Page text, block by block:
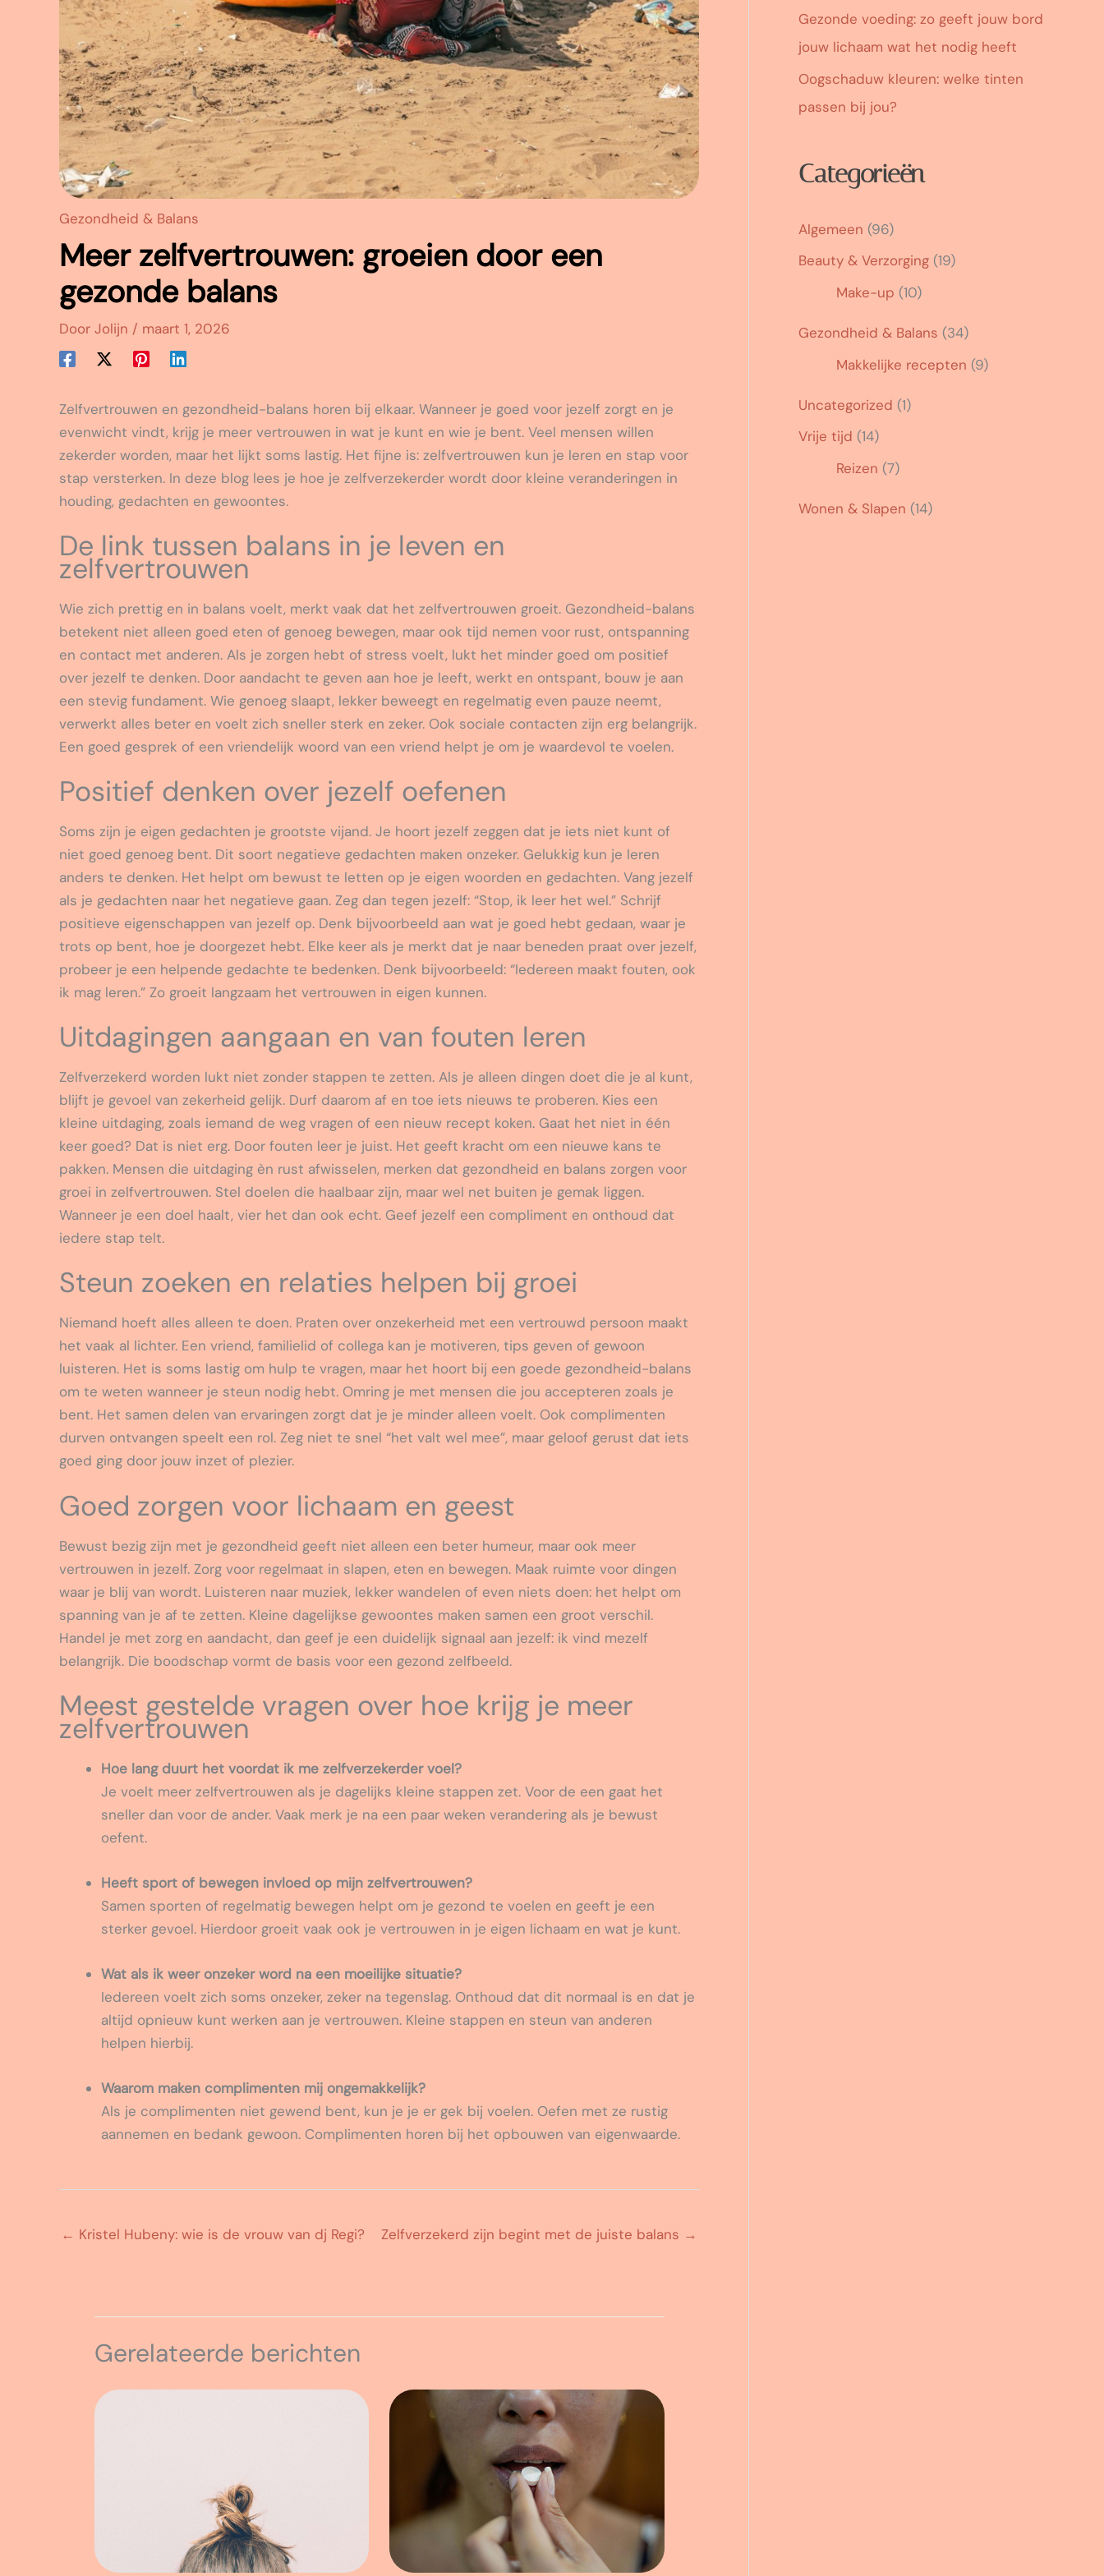
Gezondheid & Balans
Meer zelfvertrouwen: groeien door een
gezonde balans
Door Jolijn / maart 1, 2026
Zelfvertrouwen en gezondheid-balans horen bij elkaar. Wanneer je goed voor jezelf zorgt en je
evenwicht vindt, krijg je meer vertrouwen in wat je kunt en wie je bent. Veel mensen willen
zekerder worden, maar het lijkt soms lastig. Het fijne is: zelfvertrouwen kun je leren en stap voor
stap versterken. In deze blog lees je hoe je zelfverzekerder wordt door kleine veranderingen in
houding, gedachten en gewoontes.
De link tussen balans in je leven en
zelfvertrouwen
Wie zich prettig en in balans voelt, merkt vaak dat het zelfvertrouwen groeit. Gezondheid-balans
betekent niet alleen goed eten of genoeg bewegen, maar ook tijd nemen voor rust, ontspanning
en contact met anderen. Als je zorgen hebt of stress voelt, lukt het minder goed om positief
over jezelf te denken. Door aandacht te geven aan hoe je leeft, werkt en ontspant, bouw je aan
een stevig fundament. Wie genoeg slaapt, lekker beweegt en regelmatig even pauze neemt,
verwerkt alles beter en voelt zich sneller sterk en zeker. Ook sociale contacten zijn erg belangrijk.
Een goed gesprek of een vriendelijk woord van een vriend helpt je om je waardevol te voelen.
Positief denken over jezelf oefenen
Soms zijn je eigen gedachten je grootste vijand. Je hoort jezelf zeggen dat je iets niet kunt of
niet goed genoeg bent. Dit soort negatieve gedachten maken onzeker. Gelukkig kun je leren
anders te denken. Het helpt om bewust te letten op je eigen woorden en gedachten. Vang jezelf
als je gedachten naar het negatieve gaan. Zeg dan tegen jezelf: “Stop, ik leer het wel.” Schrijf
positieve eigenschappen van jezelf op. Denk bijvoorbeeld aan wat je goed hebt gedaan, waar je
trots op bent, hoe je doorgezet hebt. Elke keer als je merkt dat je naar beneden praat over jezelf,
probeer je een helpende gedachte te bedenken. Denk bijvoorbeeld: “Iedereen maakt fouten, ook
ik mag leren.” Zo groeit langzaam het vertrouwen in eigen kunnen.
Uitdagingen aangaan en van fouten leren
Zelfverzekerd worden lukt niet zonder stappen te zetten. Als je alleen dingen doet die je al kunt,
blijft je gevoel van zekerheid gelijk. Durf daarom af en toe iets nieuws te proberen. Kies een
kleine uitdaging, zoals iemand de weg vragen of een nieuw recept koken. Gaat het niet in één
keer goed? Dat is niet erg. Door fouten leer je juist. Het geeft kracht om een nieuwe kans te
pakken. Mensen die uitdaging èn rust afwisselen, merken dat gezondheid en balans zorgen voor
groei in zelfvertrouwen. Stel doelen die haalbaar zijn, maar wel net buiten je gemak liggen.
Wanneer je een doel haalt, vier het dan ook echt. Geef jezelf een compliment en onthoud dat
iedere stap telt.
Steun zoeken en relaties helpen bij groei
Niemand hoeft alles alleen te doen. Praten over onzekerheid met een vertrouwd persoon maakt
het vaak al lichter. Een vriend, familielid of collega kan je motiveren, tips geven of gewoon
luisteren. Het is soms lastig om hulp te vragen, maar het hoort bij een goede gezondheid-balans
om te weten wanneer je steun nodig hebt. Omring je met mensen die jou accepteren zoals je
bent. Het samen delen van ervaringen zorgt dat je je minder alleen voelt. Ook complimenten
durven ontvangen speelt een rol. Zeg niet te snel “het valt wel mee”, maar geloof gerust dat iets
goed ging door jouw inzet of plezier.
Goed zorgen voor lichaam en geest
Bewust bezig zijn met je gezondheid geeft niet alleen een beter humeur, maar ook meer
vertrouwen in jezelf. Zorg voor regelmaat in slapen, eten en bewegen. Maak ruimte voor dingen
waar je blij van wordt. Luisteren naar muziek, lekker wandelen of even niets doen: het helpt om
spanning van je af te zetten. Kleine dagelijkse gewoontes maken samen een groot verschil.
Handel je met zorg en aandacht, dan geef je een duidelijk signaal aan jezelf: ik vind mezelf
belangrijk. Die boodschap vormt de basis voor een gezond zelfbeeld.
Meest gestelde vragen over hoe krijg je meer
zelfvertrouwen
Hoe lang duurt het voordat ik me zelfverzekerder voel?
Je voelt meer zelfvertrouwen als je dagelijks kleine stappen zet. Voor de een gaat het
sneller dan voor de ander. Vaak merk je na een paar weken verandering als je bewust
oefent.
Heeft sport of bewegen invloed op mijn zelfvertrouwen?
Samen sporten of regelmatig bewegen helpt om je gezond te voelen en geeft je een
sterker gevoel. Hierdoor groeit vaak ook je vertrouwen in je eigen lichaam en wat je kunt.
Wat als ik weer onzeker word na een moeilijke situatie?
Iedereen voelt zich soms onzeker, zeker na tegenslag. Onthoud dat dit normaal is en dat je
altijd opnieuw kunt werken aan je vertrouwen. Kleine stappen en steun van anderen
helpen hierbij.
Waarom maken complimenten mij ongemakkelijk?
Als je complimenten niet gewend bent, kun je je er gek bij voelen. Oefen met ze rustig
aannemen en bedank gewoon. Complimenten horen bij het opbouwen van eigenwaarde.
← Kristel Hubeny: wie is de vrouw van dj Regi? Zelfverzekerd zijn begint met de juiste balans →
Gerelateerde berichten
Gezonde voeding: zo geeft jouw bord
jouw lichaam wat het nodig heeft
Oogschaduw kleuren: welke tinten
passen bij jou?
Categorieën
Algemeen (96)
Beauty & Verzorging (19)
Make-up (10)
Gezondheid & Balans (34)
Makkelijke recepten (9)
Uncategorized (1)
Vrije tijd (14)
Reizen (7)
Wonen & Slapen (14)